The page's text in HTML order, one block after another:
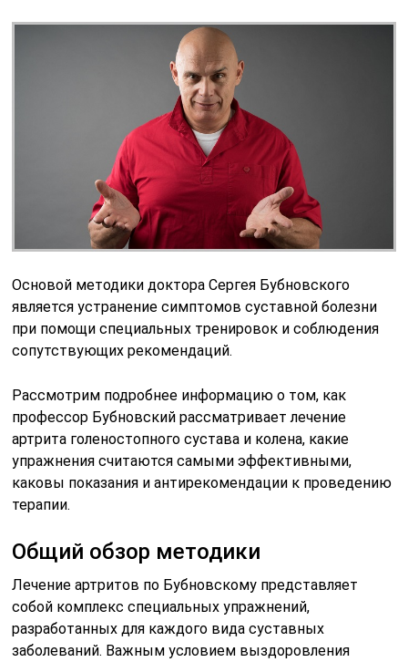
Основой методики доктора Сергея Бубновского
является устранение симптомов суставной болезни
при помощи специальных тренировок и соблюдения
сопутствующих рекомендаций.
Рассмотрим подробнее информацию о том, как
профессор Бубновский рассматривает лечение
артрита голеностопного сустава и колена, какие
упражнения считаются самыми эффективными,
каковы показания и антирекомендации к проведению
терапии.
Общий обзор методики
Лечение артритов по Бубновскому представляет
собой комплекс специальных упражнений,
разработанных для каждого вида суставных
заболеваний. Важным условием выздоровления